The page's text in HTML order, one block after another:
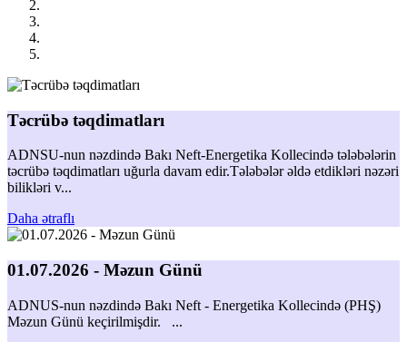
Təcrübə təqdimatları
ADNSU-nun nəzdində Bakı Neft-Energetika Kollecində tələbələrin
təcrübə təqdimatları uğurla davam edir.Tələbələr əldə etdikləri nəzəri
bilikləri v...
Daha ətraflı
01.07.2026 - Məzun Günü
ADNUS-nun nəzdində Bakı Neft - Energetika Kollecində (PHŞ)
Məzun Günü keçirilmişdir. ...